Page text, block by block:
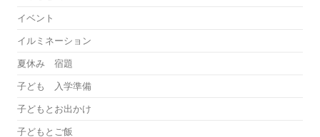
イベント
イルミネーション
夏休み 宿題
子ども 入学準備
子どもとお出かけ
子どもとご飯